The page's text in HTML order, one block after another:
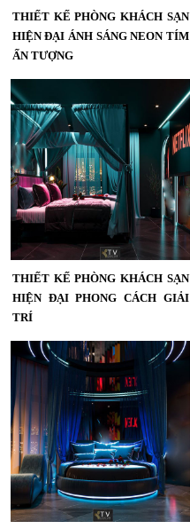
THIẾT KẾ PHÒNG KHÁCH SẠN
HIỆN ĐẠI ÁNH SÁNG NEON TÍM
ẤN TƯỢNG
Thiết Kế Phòng Khách Sạn Hiện Đại
Ánh Sáng Neon Tím Ấn Tượng |
KTV GROUP...
THIẾT KẾ PHÒNG KHÁCH SẠN
HIỆN ĐẠI PHONG CÁCH GIẢI
TRÍ
Thiết Kế Phòng Khách Sạn Hiện Đại
Phong Cách Giải Trí | Không Gian
Nghỉ Dưỡng Đầy Cảm Hứng | KTV
GROUP,thiết kế khách sạn hiện đại,
phòng khách sạn phong cách giải
trí, thiết kế phòng khách sạn cao
cấp, nội thất khách sạn độc đáo,
KTV GROUP, thi công khách sạn
trọn gói, thiết kế phòng khách sạn
sáng tạo, hotel design...